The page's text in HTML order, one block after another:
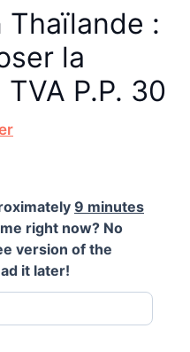
Thaïlande :
la
P.P. 30
9 minutes
right now? No
version of the
it later!